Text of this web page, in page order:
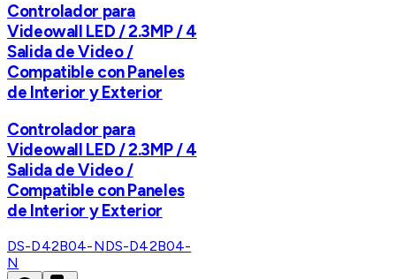
Controlador para
Videowall LED / 2.3MP / 4
Salida de Video /
Compatible con Paneles
de Interior y Exterior
Controlador para
Videowall LED / 2.3MP / 4
Salida de Video /
Compatible con Paneles
de Interior y Exterior
DS-D42B04-NDS-D42B04-
N